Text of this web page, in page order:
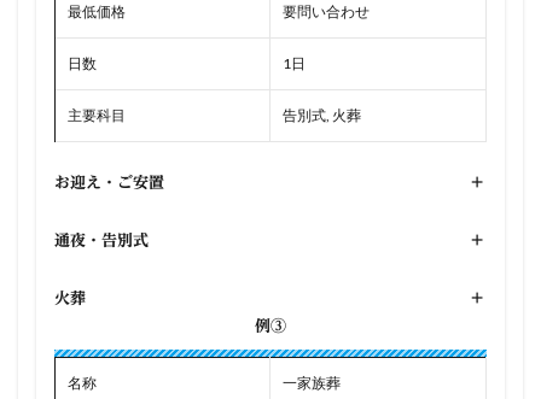
最低価格 要問い合わせ
日数 1日
主要科目 告別式, 火葬
お迎え・ご安置 +
通夜・告別式 +
火葬
+
例③
名称 一家族葬